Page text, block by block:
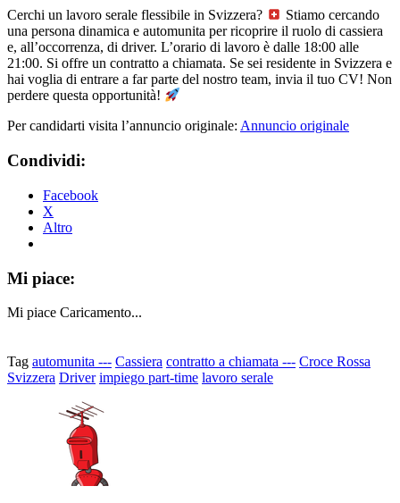
Cerchi un lavoro serale flessibile in Svizzera?
Stiamo cercando
una persona dinamica e automunita per ricoprire il ruolo di cassiera
e, all’occorrenza, di driver. L’orario di lavoro è dalle 18:00 alle
21:00. Si offre un contratto a chiamata. Se sei residente in Svizzera e
hai voglia di entrare a far parte del nostro team, invia il tuo CV! Non
perdere questa opportunità!
Per candidarti visita l’annuncio originale: Annuncio originale
Condividi:
Facebook
X
Altro
Mi piace:
Mi piace Caricamento...
Tag automunita --- Cassiera contratto a chiamata --- Croce Rossa
Svizzera Driver impiego part-time lavoro serale